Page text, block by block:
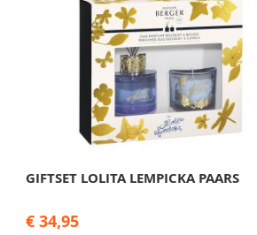
GIFTSET LOLITA LEMPICKA PAARS
€ 34,95